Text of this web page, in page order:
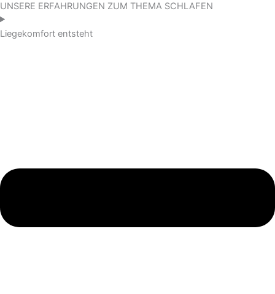
UNSERE ERFAHRUNGEN ZUM THEMA SCHLAFEN
Liegekomfort entsteht